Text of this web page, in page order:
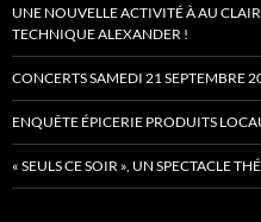
UNE NOUVELLE ACTIVITÉ À AU
TECHNIQUE ALEXANDER !
CONCERTS SAMEDI 21 SEPTEMBRE
ENQUÊTE ÉPICERIE PRODUITS
« SEULS CE SOIR », UN SPECTACLE